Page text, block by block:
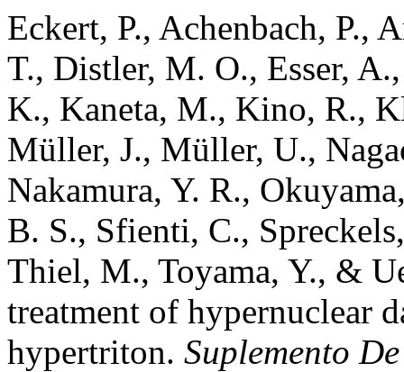
Eckert, P., Achenbach, P.,
T., Distler, M. O., Esser,
K., Kaneta, M., Kino, R.,
Müller, J., Müller, U.,
Nakamura, Y. R.,
B. S., Sfienti, C.,
Thiel, M., Toyama, Y., &
treatment of hypernuclear
hypertriton. Suplemento